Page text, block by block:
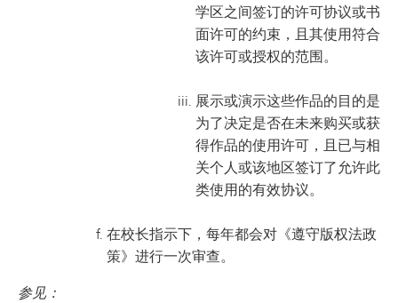
学区之间签订的许可协议或书
面许可的约束，且其使用符合
该许可或授权的范围。
展示或演示这些作品的目的是
为了决定是否在未来购买或获
得作品的使用许可，且已与相
关个人或该地区签订了允许此
类使用的有效协议。
在校长指示下，每年都会对《遵守版权法政
策》进行一次审查。
参见：